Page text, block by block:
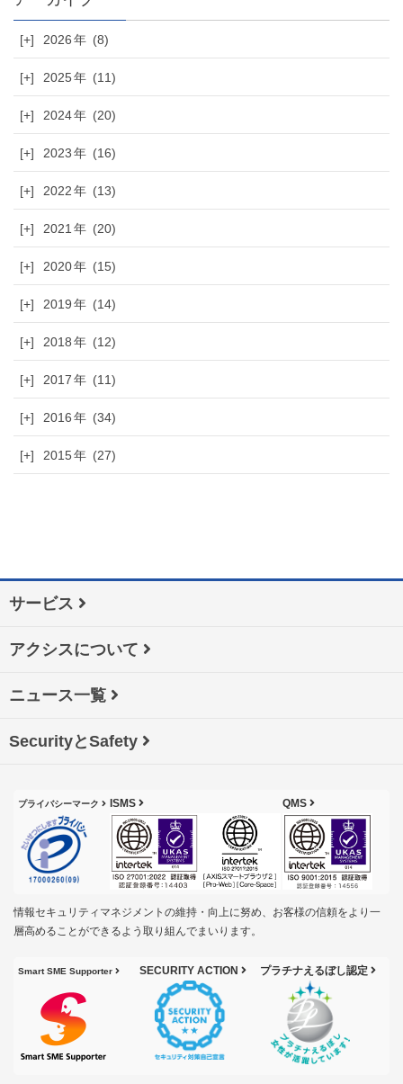
[+] 2026 (8)
[+] 2025 (11)
[+] 2024 (20)
[+] 2023 (16)
[+] 2022 (13)
[+] 2021 (20)
[+] 2020 (15)
[+] 2019 (14)
[+] 2018 (12)
[+] 2017 (11)
[+] 2016 (34)
[+] 2015 (27)
サービス
アクシスについて
ニュース一覧
SecurityとSafety
プライバシーマーク ISMS QMS
情報セキュリティマネジメントの維持・向上に努め、お客様の信頼をより一
層高めることができるよう取り組んでまいります。
Smart SME Supporter SECURITY ACTION プラチナえるぼし認定